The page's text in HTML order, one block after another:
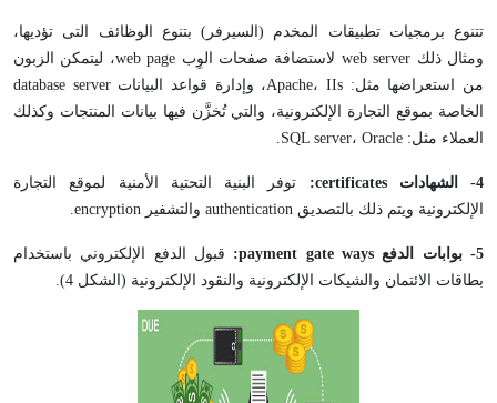
تتنوع برمجيات تطبيقات المخدم (السيرفر) بتنوع الوظائف التى تؤديها،
ومثال ذلك web server لاستضافة صفحات الوِب web page، ليتمكن الزبون
من استعراضها مثل: Apache، IIs، وإدارة قواعد البيانات database server
الخاصة بموقع التجارة الإلكترونية، والتي تُخزَّن فيها بيانات المنتجات وكذلك
العملاء مثل: SQL server، Oracle.
4- الشهاداتcertificates
: توفر البنية التحتية الأمنية لموقع التجارة
الإلكترونية ويتم ذلك بالتصديق authentication والتشفير encryption.
5- بوابات الدفع payment gate ways
: قبول الدفع الإلكتروني باستخدام
بطاقات الائتمان والشيكات الإلكترونية والنقود الإلكترونية (الشكل 4).